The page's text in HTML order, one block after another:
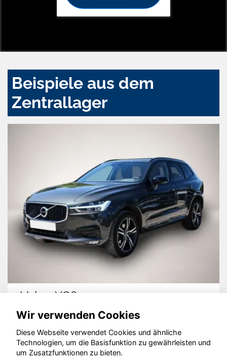
Beispiele aus dem
Zentrallager
Volvo XC60
© konjunkturmotor.de GmbH 2020 - 2026
Wir verwenden Cookies
Diese Webseite verwendet Cookies und ähnliche
Technologien, um die Basisfunktion zu gewährleisten und
um Zusatzfunktionen zu bieten.